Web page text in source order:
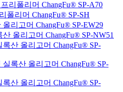
리폴리머 ChangFu® SP-A70
폴리머 ChangFu® SP-SH
리고머 ChangFu® SP-EW29
올리고머 ChangFu® SP-NW51
산 올리고머 ChangFu® SP-
록산 올리고머 ChangFu® SP-
산 올리고머 ChangFu® SP-